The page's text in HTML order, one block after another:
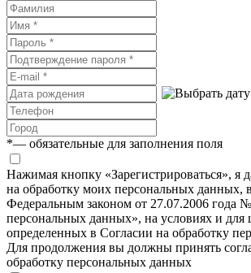
*— обязательные для заполнения поля
Нажимая кнопку «Зарегистрироваться», я
на обработку моих персональных данных,
Федеральным законом от 27.07.2006 года
персональных данных», на условиях и для
определенных в Согласии на обработку
Для продолжения вы должны принять
обработку персональных данных